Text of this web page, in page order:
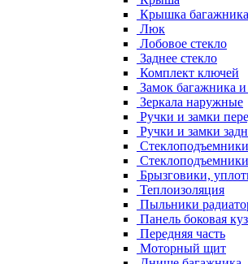
Крышка багажника
Люк
Лобовое стекло
Заднее стекло
Комплект ключей
Замок багажника
Зеркала наружные
Ручки и замки
Ручки и замки
Брызговики,
Теплоизоляция
Пыльники
Панель боковая
Передняя часть
Моторный щит